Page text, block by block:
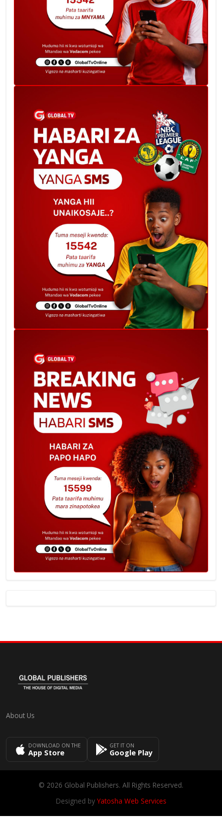
About Us
DOWNLOAD ON THE
App Store
GET IT ON
Google Play
© 2026 Global Publishers. All Rights Reserved.
Designed byYatosha Web Services